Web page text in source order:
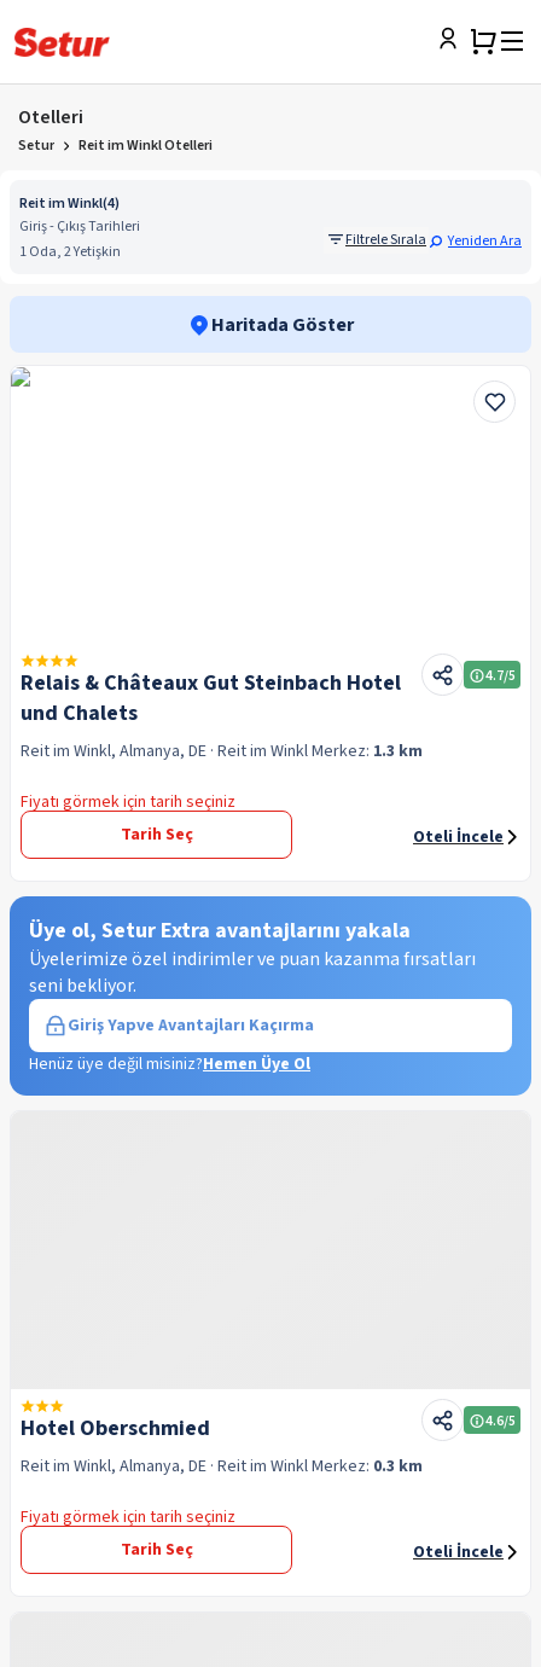
Otelleri
Setur Reit im Winkl Otelleri
Reit im Winkl(4)
Giriş - Çıkış Tarihleri
1 Oda, 2 Yetişkin
Filtrele Sırala Yeniden Ara
Haritada Göster
Relais & Châteaux Gut Steinbach Hotel
und Chalets
4.7/5
Reit im Winkl, Almanya, DE · Reit im WinklMerkez: 1.3 km
Fiyatı görmek için tarih seçiniz
Tarih Seç
Oteli İncele
Üye ol, Setur Extra avantajlarını yakala
Üyelerimize özel indirimler ve puan kazanma fırsatları
seni bekliyor.
Giriş Yapve Avantajları Kaçırma
Henüz üye değil misiniz?Hemen Üye Ol
Hotel Oberschmied 4.6/5
Reit im Winkl, Almanya, DE · Reit im WinklMerkez: 0.3 km
Fiyatı görmek için tarih seçiniz
Tarih Seç
Oteli İncele